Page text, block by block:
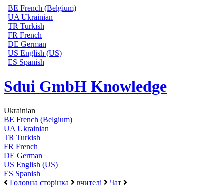
BE French (Belgium)
UA Ukrainian
TR Turkish
FR French
DE German
US English (US)
ES Spanish
Sdui GmbH Knowledge
Ukrainian
BE French (Belgium)
UA Ukrainian
TR Turkish
FR French
DE German
US English (US)
ES Spanish
Головна сторінка
вчителі Чат